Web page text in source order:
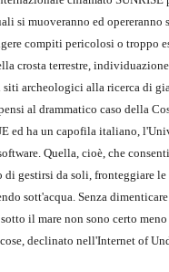
si muoveranno ed opereranno
compiti pericolosi o troppo
crosta terrestre,
archeologici alla ricerca di
al drammatico caso della
ed ha un capofila italiano,
Quella, cioè, che
gestirsi da soli, fronteggiare le
sott'acqua. Senza
il mare non sono certo
declinato nell'Internet of